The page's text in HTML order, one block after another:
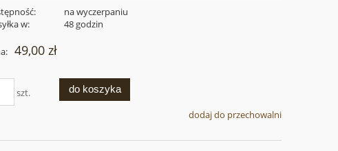
na wyczerpaniu
w:
48 godzin
49,00 zł
szt. do koszyka
dodaj do przechowalni